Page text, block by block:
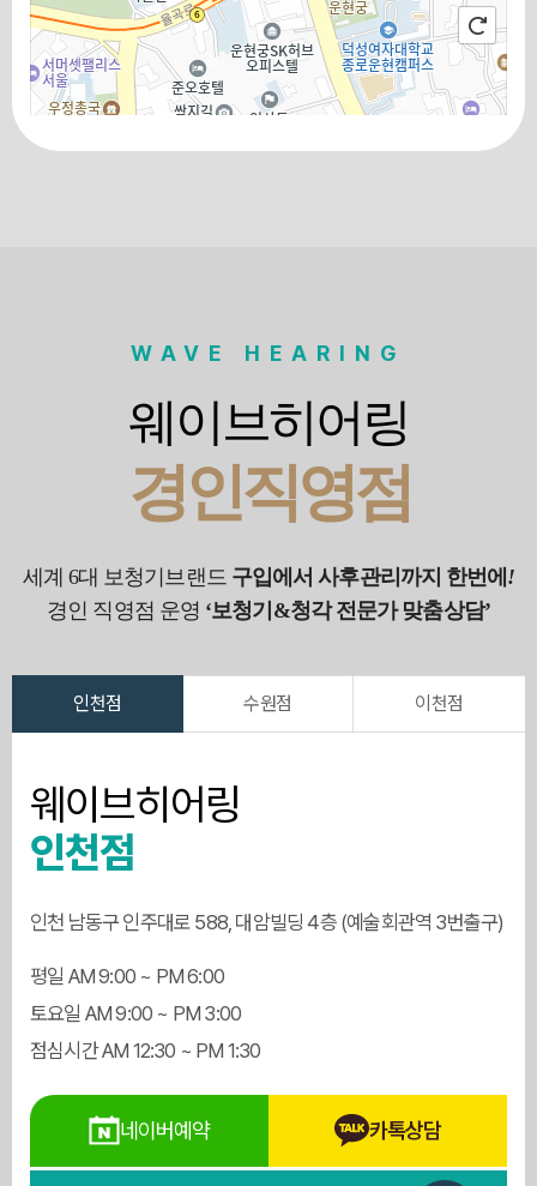
WAVE HEARING
웨이브히어링
경인직영점
세계 6대 보청기브랜드 구입에서 사후관리까지 한번에 !
경인 직영점 운영 ‘보청기&청각 전문가 맞춤상담’
인천점 수원점 이천점
웨이브히어링
인천점
인천 남동구 인주대로 588, 대암빌딩 4층 (예술회관역 3번출구)
평일 AM 9:00 ~ PM 6:00
토요일 AM 9:00 ~ PM 3:00
점심시간 AM 12:30 ~ PM 1:30
네이버예약 카톡상담